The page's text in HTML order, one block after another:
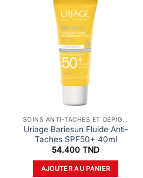
SOINS ANTI-TACHES ET DÉPIGMENTANTS
Uriage Bariesun Fluide Anti-
Taches SPF50+ 40ml
54.400 TND
AJOUTER AU PANIER